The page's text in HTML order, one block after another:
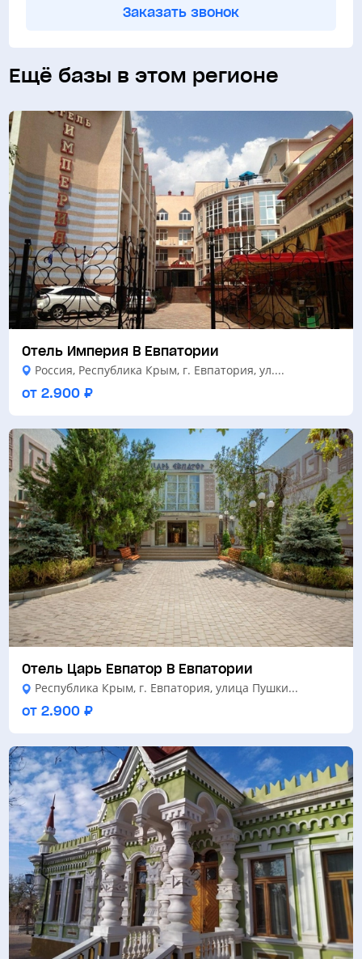
Заказать звонок
Ещё базы в этом регионе
Отель Империя В Евпатории
Россия, Республика Крым, г. Евпатория, ул....
от 2.900 ₽
Отель Царь Евпатор В Евпатории
Республика Крым, г. Евпатория, улица Пушки...
от 2.900 ₽